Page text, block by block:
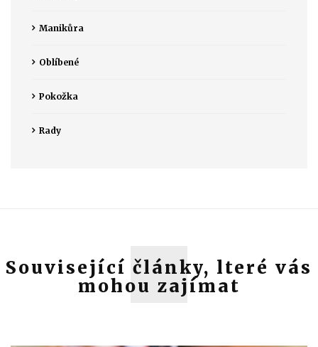
Manikůra
Oblíbené
Pokožka
Rady
Související články, lteré vás
mohou zajímat